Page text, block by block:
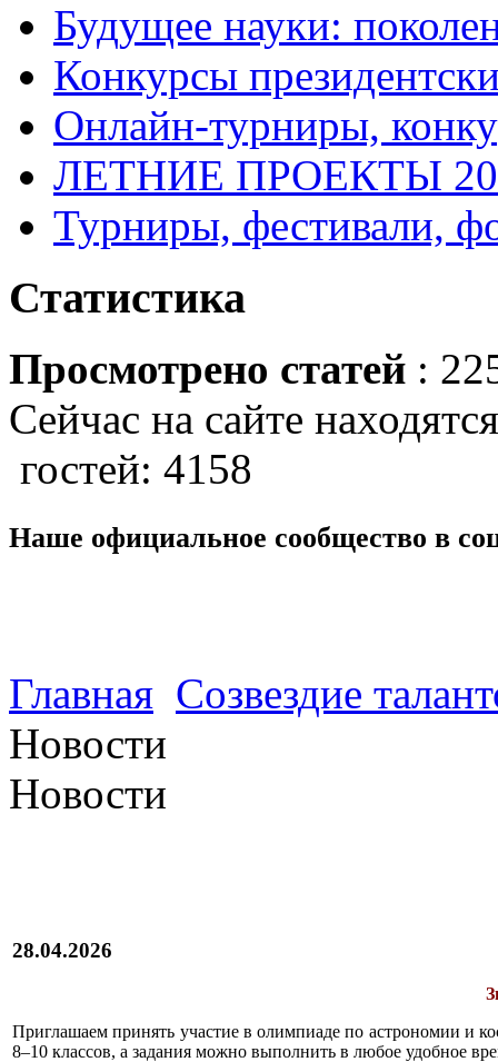
Будущее науки:
Конкурсы
Онлайн-турниры,
ЛЕТНИЕ ПРОЕКТЫ
Турниры, фестивали,
Статистика
Просмотрено статей :
Сейчас на сайте
гостей: 4158
Наше официальное сообщество в
Главная Созвездие
Новости
Новости
28.04.2026
Приглашаем принять участие в олимпиаде по астрономии и
8–10 классов, а задания можно выполнить в любое удобное